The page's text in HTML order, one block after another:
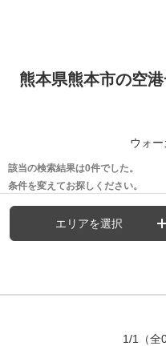
熊本県熊本市の空
ウォ
該当の検索結果は0件でした。
条件を変えてお探しください。
エリアを選択
1/1 （